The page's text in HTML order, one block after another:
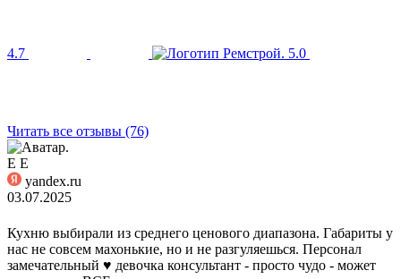
4.7 5.0
Читать все отзывы (76)
Е Е
yandex.ru
03.07.2025
Кухню выбирали из среднего ценового диапазона. Габариты у
нас не совсем махонькие, но и не разгуляешься. Персонал
замечательный ♥️ девочка консультант - просто чудо - может